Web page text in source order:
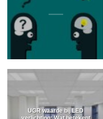
UGR waarde bij LED